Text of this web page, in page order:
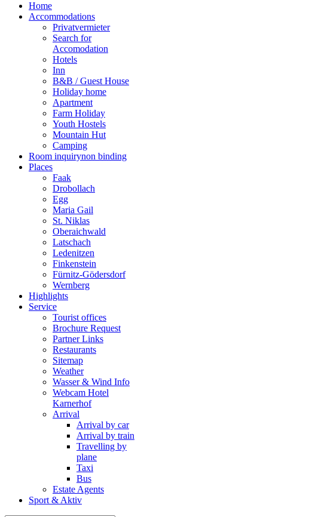
Home
Accommodations
Privatvermieter
Search for
Accomodation
Hotels
Inn
B&B / Guest House
Holiday home
Apartment
Farm Holiday
Youth Hostels
Mountain Hut
Camping
Room inquirynon binding
Places
Faak
Drobollach
Egg
Maria Gail
St. Niklas
Oberaichwald
Latschach
Ledenitzen
Finkenstein
Fürnitz-Gödersdorf
Wernberg
Highlights
Service
Tourist offices
Brochure Request
Partner Links
Restaurants
Sitemap
Weather
Wasser & Wind Info
Webcam Hotel
Karnerhof
Arrival
Arrival by car
Arrival by train
Travelling by
plane
Taxi
Bus
Estate Agents
Sport & Aktiv